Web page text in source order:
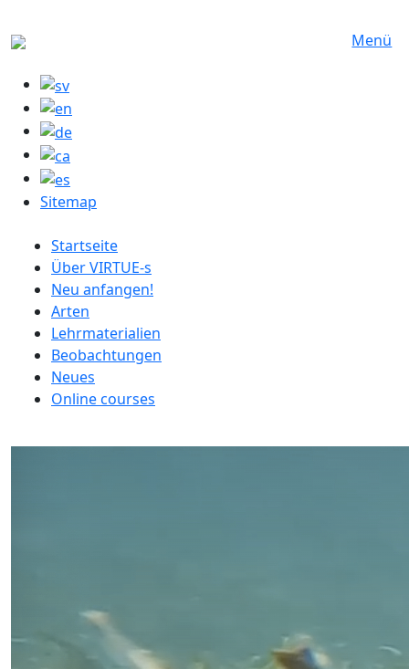
Menü
Sitemap
German menu
Startseite
Über VIRTUE-s
Neu anfangen!
Arten
Lehrmaterialien
Beobachtungen
Neues
Online courses